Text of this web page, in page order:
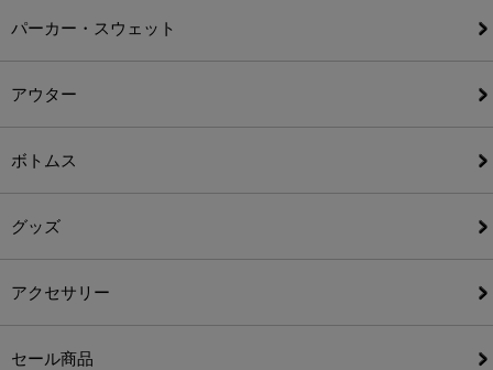
パーカー・スウェット
アウター
ボトムス
グッズ
アクセサリー
セール商品